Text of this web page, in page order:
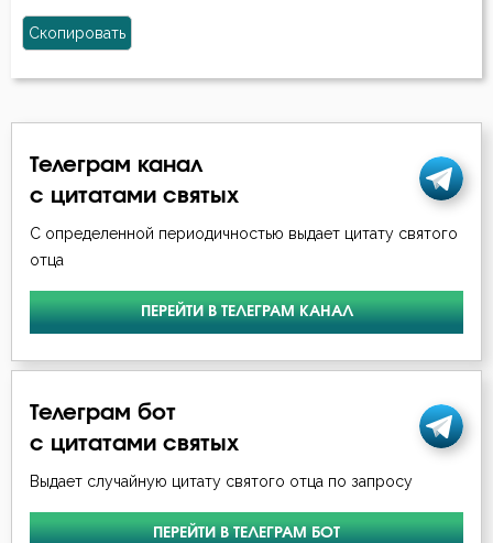
Скопировать
Телеграм канал
с цитатами святых
С определенной периодичностью выдает цитату святого
отца
ПЕРЕЙТИ В ТЕЛЕГРАМ КАНАЛ
Телеграм бот
с цитатами святых
Выдает случайную цитату святого отца по запросу
ПЕРЕЙТИ В ТЕЛЕГРАМ БОТ